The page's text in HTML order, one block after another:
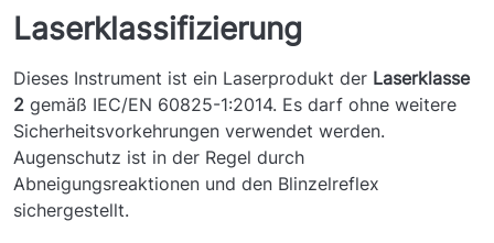
Laserklassifizierung
Dieses Instrument ist ein Laserprodukt der Laserklasse
2 gemäß IEC/EN 60825-1:2014. Es darf ohne weitere
Sicherheitsvorkehrungen verwendet werden.
Augenschutz ist in der Regel durch
Abneigungsreaktionen und den Blinzelreflex
sichergestellt.